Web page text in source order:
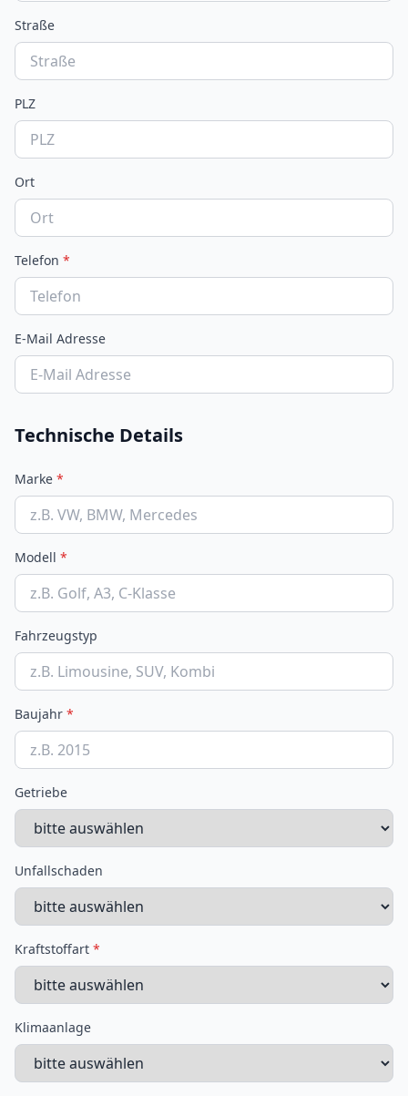
Straße
PLZ
Ort
Telefon *
E-Mail Adresse
Technische Details
Marke *
Modell *
Fahrzeugstyp
Baujahr *
Getriebe
Unfallschaden
Kraftstoffart *
Klimaanlage